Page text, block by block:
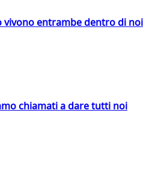
vivono entrambe dentro di noi
chiamati a dare tutti noi